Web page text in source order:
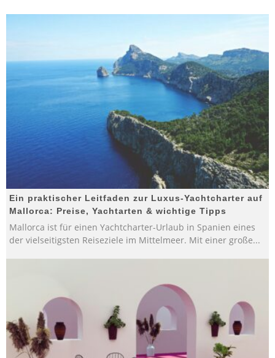
Ein praktischer Leitfaden zur Luxus-Yachtcharter auf
Mallorca: Preise, Yachtarten & wichtige Tipps
Mallorca ist für einen Yachtcharter-Urlaub in Spanien eines
der vielseitigsten Reiseziele im Mittelmeer. Mit einer große...